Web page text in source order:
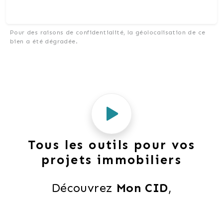
Pour des raisons de confidentialité, la géolocalisation de ce
bien a été dégradée.
Tous les outils pour vos
projets immobiliers
Découvrez Mon CID,